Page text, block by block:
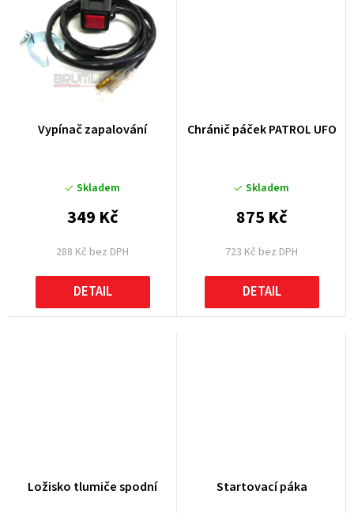
Vypínač zapalování
Skladem
288 Kč bez DPH
349 Kč
DETAIL
Chránič páček PATROL UFO
Skladem
723 Kč bez DPH
875 Kč
DETAIL
Ložisko tlumiče spodní Startovací páka